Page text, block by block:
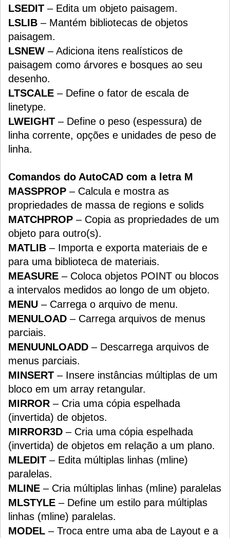
LSEDIT – Edita um objeto paisagem.
LSLIB – Mantém bibliotecas de objetos
paisagem.
LSNEW – Adiciona itens realísticos de
paisagem como árvores e bosques ao seu
desenho.
LTSCALE – Define o fator de escala de
linetype.
LWEIGHT – Define o peso (espessura) de
linha corrente, opções e unidades de peso de
linha.
Comandos do AutoCAD com a letra M
MASSPROP – Calcula e mostra as
propriedades de massa de regions e solids
MATCHPROP – Copia as propriedades de um
objeto para outro(s).
MATLIB – Importa e exporta materiais de e
para uma biblioteca de materiais.
MEASURE – Coloca objetos POINT ou blocos
a intervalos medidos ao longo de um objeto.
MENU – Carrega o arquivo de menu.
MENULOAD – Carrega arquivos de menus
parciais.
MENUUNLOADD – Descarrega arquivos de
menus parciais.
MINSERT – Insere instâncias múltiplas de um
bloco em um array retangular.
MIRROR – Cria uma cópia espelhada
(invertida) de objetos.
MIRROR3D – Cria uma cópia espelhada
(invertida) de objetos em relação a um plano.
MLEDIT – Edita múltiplas linhas (mline)
paralelas.
MLINE – Cria múltiplas linhas (mline) paralelas
MLSTYLE – Define um estilo para múltiplas
linhas (mline) paralelas.
MODEL – Troca entre uma aba de Layout e a